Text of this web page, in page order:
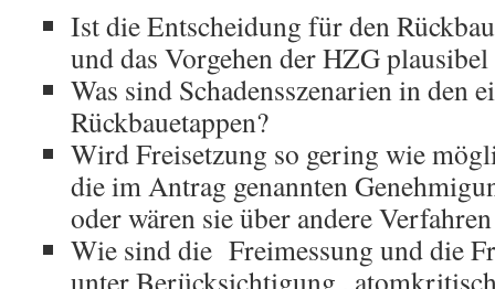
Ist die Entscheidung für den
und das Vorgehen der HZG
Was sind Schadensszenarien in den
Rückbauetappen?
Wird Freisetzung so gering wie
die im Antrag genannten
oder wären sie über andere
Wie sind die Freimessung und die
unter Berücksichtigung